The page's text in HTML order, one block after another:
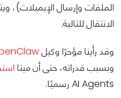
الملفات وإرسال الإيميلات)،
الانتقال للتالية.
وقد رأينا مؤخرًا وكيل
وبسبب قدراته، حتى أن ميتا
AI Agents رسميًا.